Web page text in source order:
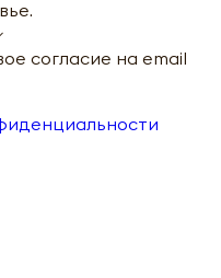
согласие на email